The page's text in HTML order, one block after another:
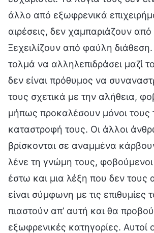
άλλο από εξωφρενικά
αιρέσεις, δεν χαμπαριάζουν από
Ξεχειλίζουν από φαύλη
τολμά να αλληλεπιδράσει μαζί
δεν είναι πρόθυμος να
τους σχετικά με την αλήθεια,
μήπως προκαλέσουν μόνοι τους
καταστροφή τους. Οι άλλοι
βρίσκονται σε αναμμένα
λένε τη γνώμη τους,
έστω και μια λέξη που δεν τους
είναι σύμφωνη με τις επιθυμίες
πιαστούν απ’ αυτή και θα
εξωφρενικές κατηγορίες. Αυτοί